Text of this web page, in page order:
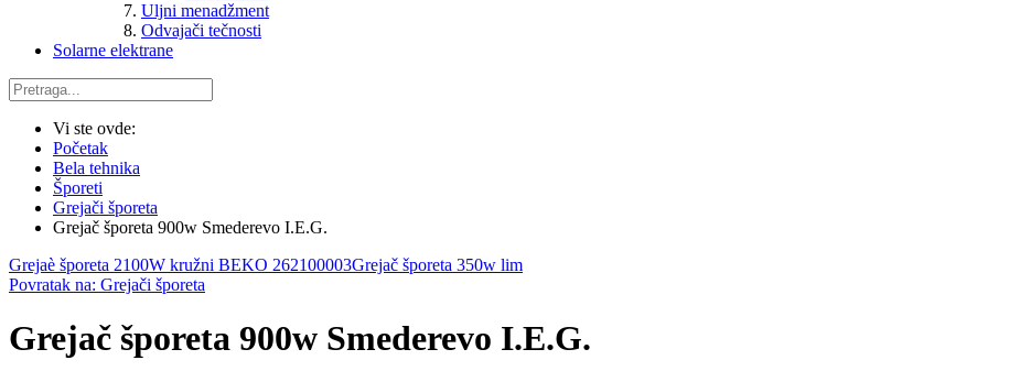
Uljni menadžment
Odvajači tečnosti
Solarne elektrane
Vi ste ovde:
Početak
Bela tehnika
Šporeti
Grejači šporeta
Grejač šporeta 900w Smederevo I.E.G.
Grejaè šporeta 2100W kružni BEKO 262100003Grejač šporeta 350w lim
Povratak na: Grejači šporeta
Grejač šporeta 900w Smederevo I.E.G.